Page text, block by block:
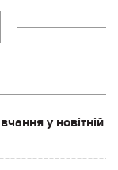
у новітній